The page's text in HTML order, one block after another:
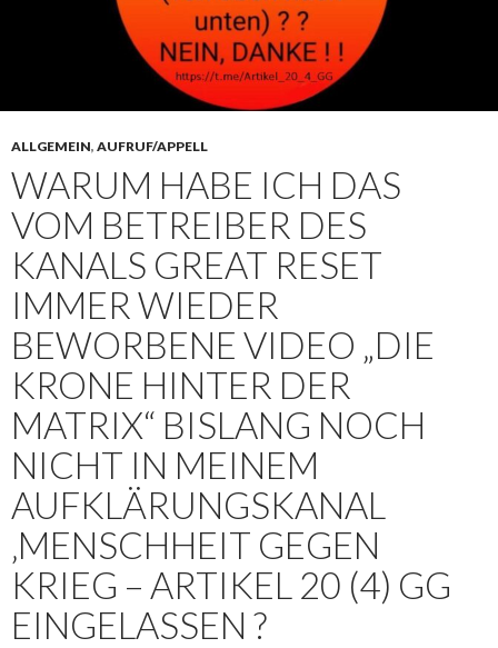
ALLGEMEIN, AUFRUF/APPELL
WARUM HABE ICH DAS
VOM BETREIBER DES
KANALS GREAT RESET
IMMER WIEDER
BEWORBENE VIDEO „DIE
KRONE HINTER DER
MATRIX“ BISLANG NOCH
NICHT IN MEINEM
AUFKLÄRUNGSKANAL
‚MENSCHHEIT GEGEN
KRIEG – ARTIKEL 20 (4) GG
EINGELASSEN ?